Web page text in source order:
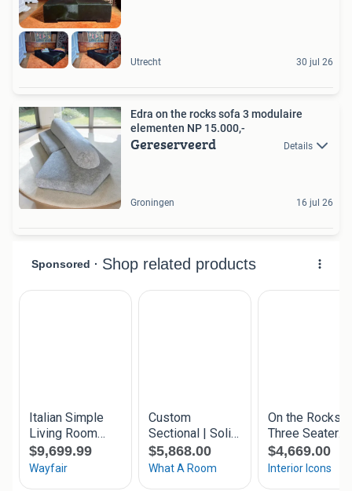
Utrecht 30 jul 26
Edra on the rocks sofa 3 modulaire
elementen NP 15.000,-
Gereserveerd Details
Groningen 16 jul 26